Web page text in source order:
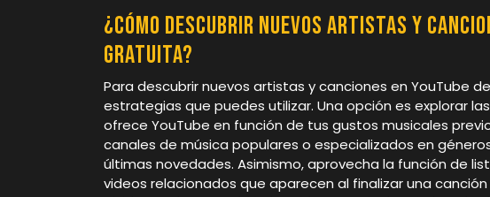
¿Cómo descubrir nuevos artistas y
gratuita?
Para descubrir nuevos artistas y canciones en YouTube
estrategias que puedes utilizar. Una opción es explorar
ofrece YouTube en función de tus gustos musicales
canales de música populares o especializados en
últimas novedades. Asimismo, aprovecha la función de
videos relacionados que aparecen al finalizar una